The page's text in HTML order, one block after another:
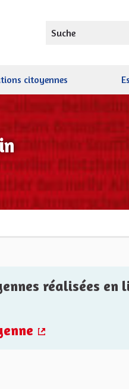
Suche
citoyennes
réalisées en